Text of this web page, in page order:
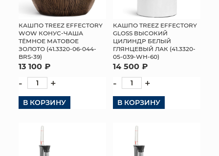
КАШПО TREEZ EFFECTORY
WOW КОНУС-ЧАША
ТЁМНОЕ МАТОВОЕ
ЗОЛОТО (41.3320-06-044-
BRS-39)
13 100 ₽
- +
В КОРЗИНУ
КАШПО TREEZ EFFECTORY
GLOSS ВЫСОКИЙ
ЦИЛИНДР БЕЛЫЙ
ГЛЯНЦЕВЫЙ ЛАК (41.3320-
05-039-WH-60)
14 500 ₽
- +
В КОРЗИНУ